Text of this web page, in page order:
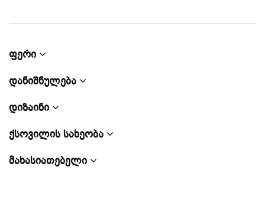
ფერი
დანიშნულება
დიზაინი
ქსოვილის სახეობა
მახასიათებელი